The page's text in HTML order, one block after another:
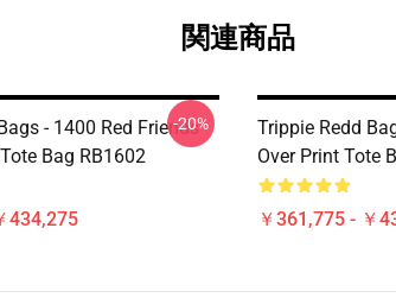
関連商品
- 1400 Red Friends
Bag RB1602
434,275
-20%
Trippie Redd
Over Print Tote
￥361,775 - ￥